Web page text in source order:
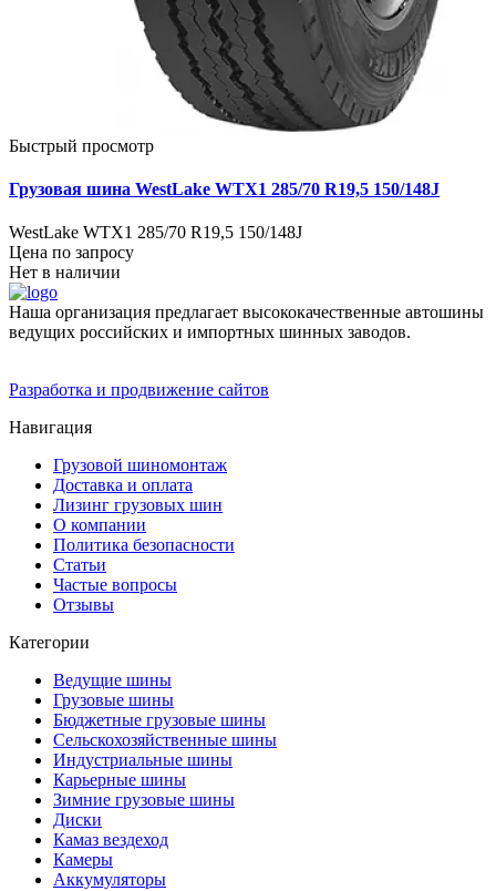
Быстрый просмотр
Грузовая шина WestLake WTX1 285/70 R19,5 150/148J
WestLake WTX1 285/70 R19,5 150/148J
Цена по запросу
Нет в наличии
Наша организация предлагает высококачественные автошины
ведущих российских и импортных шинных заводов.
Разработка и продвижение сайтов
Навигация
Грузовой шиномонтаж
Доставка и оплата
Лизинг грузовых шин
О компании
Политика безопасности
Статьи
Частые вопросы
Отзывы
Категории
Ведущие шины
Грузовые шины
Бюджетные грузовые шины
Сельскохозяйственные шины
Индустриальные шины
Карьерные шины
Зимние грузовые шины
Диски
Камаз вездеход
Камеры
Аккумуляторы